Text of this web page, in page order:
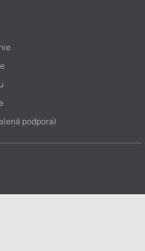
podpora)